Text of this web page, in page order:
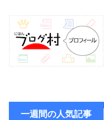
一週間の人気記事